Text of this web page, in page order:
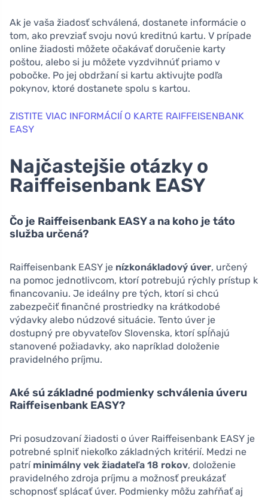
Ak je vaša žiadosť schválená, dostanete informácie o
tom, ako prevziať svoju novú kreditnú kartu. V prípade
online žiadosti môžete očakávať doručenie karty
poštou, alebo si ju môžete vyzdvihnúť priamo v
pobočke. Po jej obdržaní si kartu aktivujte podľa
pokynov, ktoré dostanete spolu s kartou.
ZISTITE VIAC INFORMÁCIÍ O KARTE RAIFFEISENBANK
EASY
Najčastejšie otázky o
Raiffeisenbank EASY
Čo je Raiffeisenbank EASY a na koho je táto
služba určená?
Raiffeisenbank EASY je nízkonákladový úver, určený
na pomoc jednotlivcom, ktorí potrebujú rýchly prístup k
financovaniu. Je ideálny pre tých, ktorí si chcú
zabezpečiť finančné prostriedky na krátkodobé
výdavky alebo núdzové situácie. Tento úver je
dostupný pre obyvateľov Slovenska, ktorí spĺňajú
stanovené požiadavky, ako napríklad doloženie
pravidelného príjmu.
Aké sú základné podmienky schválenia úveru
Raiffeisenbank EASY?
Pri posudzovaní žiadosti o úver Raiffeisenbank EASY je
potrebné splniť niekoľko základných kritérií. Medzi ne
patrí minimálny vek žiadateľa 18 rokov, doloženie
pravidelného zdroja príjmu a možnosť preukázať
schopnosť splácať úver. Podmienky môžu zahŕňať aj